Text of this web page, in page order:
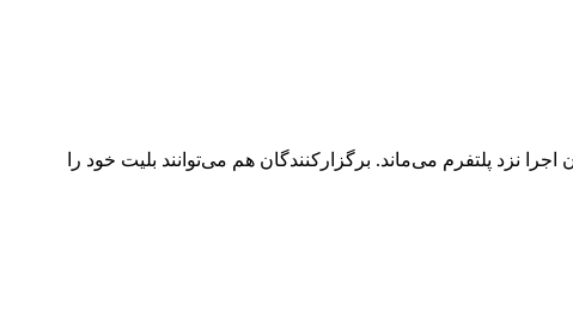
نزد پلتفرم می‌ماند. برگزارکنندگان هم می‌توانند بلیت خود را